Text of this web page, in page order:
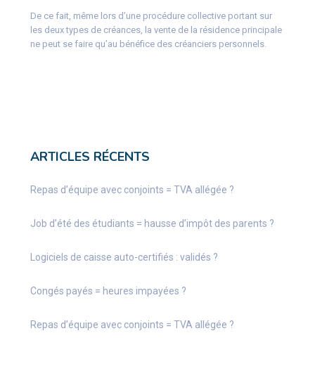
De ce fait, même lors d’une procédure collective portant sur
les deux types de créances, la vente de la résidence principale
ne peut se faire qu’au bénéfice des créanciers personnels.
ARTICLES RÉCENTS
Repas d’équipe avec conjoints = TVA allégée ?
Job d’été des étudiants = hausse d’impôt des parents ?
Logiciels de caisse auto-certifiés : validés ?
Congés payés = heures impayées ?
Repas d’équipe avec conjoints = TVA allégée ?